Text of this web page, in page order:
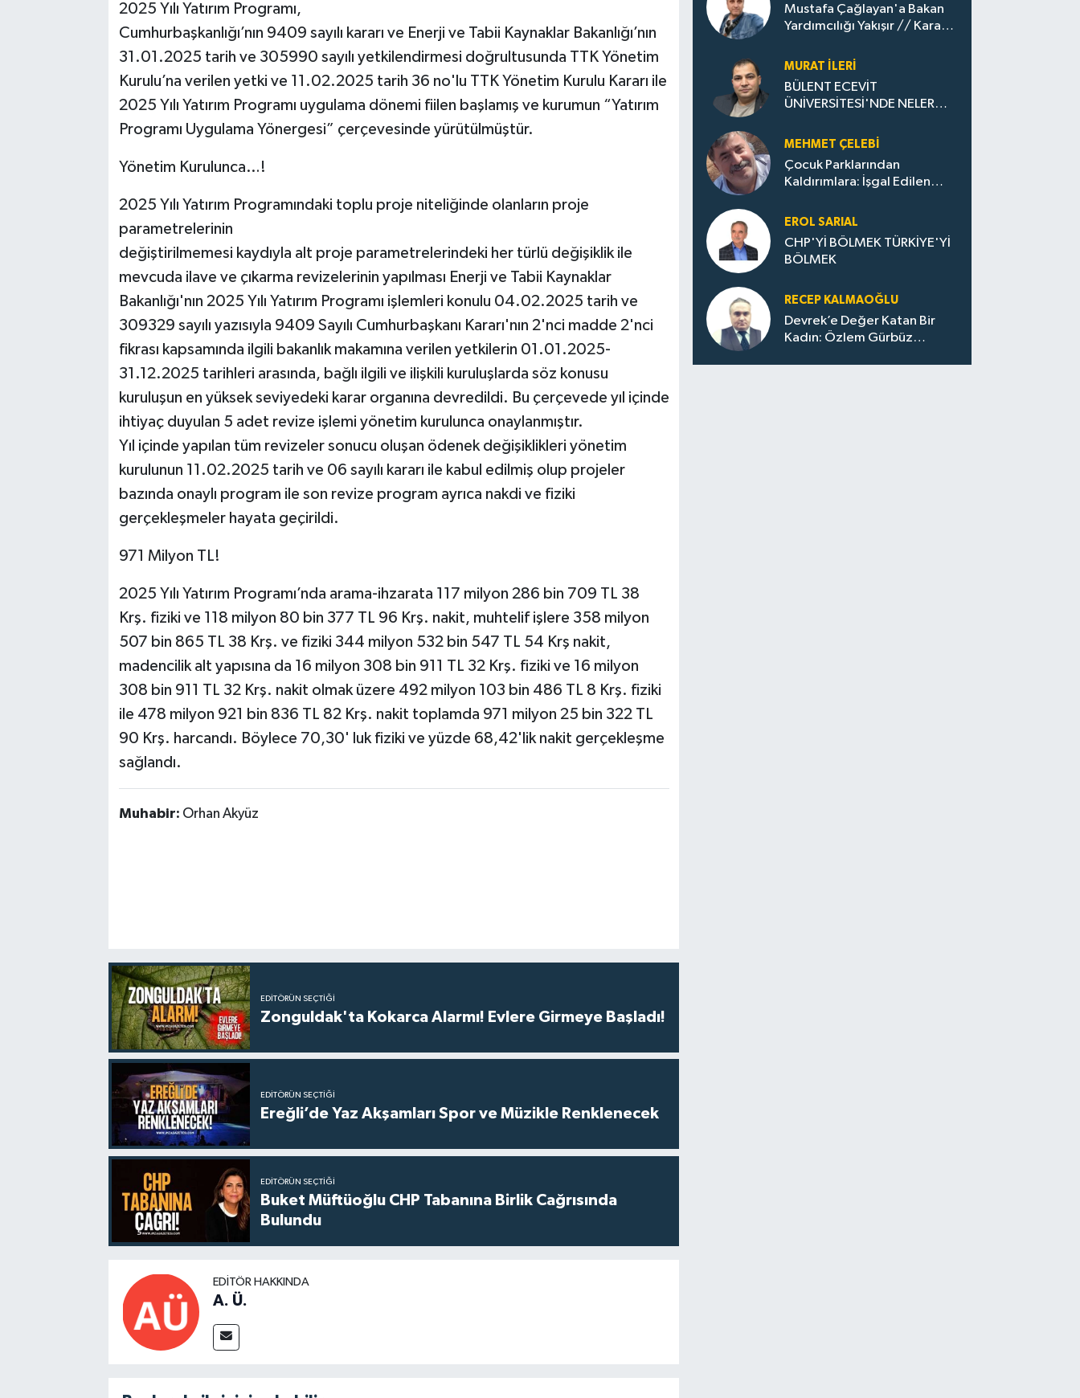
2025 Yılı Yatırım Programı,
Cumhurbaşkanlığı’nın 9409 sayılı kararı ve Enerji ve Tabii Kaynaklar Bakanlığı’nın
31.01.2025 tarih ve 305990 sayılı yetkilendirmesi doğrultusunda TTK Yönetim
Kurulu’na verilen yetki ve 11.02.2025 tarih 36 no'lu TTK Yönetim Kurulu Kararı ile
2025 Yılı Yatırım Programı uygulama dönemi fiilen başlamış ve kurumun “Yatırım
Programı Uygulama Yönergesi” çerçevesinde yürütülmüştür.
Yönetim Kurulunca…!
2025 Yılı Yatırım Programındaki toplu proje niteliğinde olanların proje
parametrelerinin
değiştirilmemesi kaydıyla alt proje parametrelerindeki her türlü değişiklik ile
mevcuda ilave ve çıkarma revizelerinin yapılması Enerji ve Tabii Kaynaklar
Bakanlığı'nın 2025 Yılı Yatırım Programı işlemleri konulu 04.02.2025 tarih ve
309329 sayılı yazısıyla 9409 Sayılı Cumhurbaşkanı Kararı'nın 2'nci madde 2'nci
fikrası kapsamında ilgili bakanlık makamına verilen yetkilerin 01.01.2025-
31.12.2025 tarihleri arasında, bağlı ilgili ve ilişkili kuruluşlarda söz konusu
kuruluşun en yüksek seviyedeki karar organına devredildi. Bu çerçevede yıl içinde
ihtiyaç duyulan 5 adet revize işlemi yönetim kurulunca onaylanmıştır.
Yıl içinde yapılan tüm revizeler sonucu oluşan ödenek değişiklikleri yönetim
kurulunun 11.02.2025 tarih ve 06 sayılı kararı ile kabul edilmiş olup projeler
bazında onaylı program ile son revize program ayrıca nakdi ve fiziki
gerçekleşmeler hayata geçirildi.
971 Milyon TL!
2025 Yılı Yatırım Programı’nda arama-ihzarata 117 milyon 286 bin 709 TL 38
Krş. fiziki ve 118 milyon 80 bin 377 TL 96 Krş. nakit, muhtelif işlere 358 milyon
507 bin 865 TL 38 Krş. ve fiziki 344 milyon 532 bin 547 TL 54 Krş nakit,
madencilik alt yapısına da 16 milyon 308 bin 911 TL 32 Krş. fiziki ve 16 milyon
308 bin 911 TL 32 Krş. nakit olmak üzere 492 milyon 103 bin 486 TL 8 Krş. fiziki
ile 478 milyon 921 bin 836 TL 82 Krş. nakit toplamda 971 milyon 25 bin 322 TL
90 Krş. harcandı. Böylece 70,30' luk fiziki ve yüzde 68,42'lik nakit gerçekleşme
sağlandı.
Muhabir: Orhan Akyüz
EDITÖRÜN SEÇTIĞI
Zonguldak'ta Kokarca Alarmı! Evlere Girmeye Başladı!
EDITÖRÜN SEÇTIĞI
Ereğli’de Yaz Akşamları Spor ve Müzikle Renklenecek
EDITÖRÜN SEÇTIĞI
Buket Müftüoğlu CHP Tabanına Birlik Cağrısında
Bulundu
EDITÖR HAKKINDA
A. Ü.
Mustafa Çağlayan'a Bakan
Yardımcılığı Yakışır // ​Kara
Zonguldak'ın Dönüşümü..
MURAT İLERI
BÜLENT ECEVİT
ÜNİVERSİTESİ'NDE NELER
MEHMET ÇELEBI
Çocuk Parklarından
Kaldırımlara: İşgal Edilen
Evler Çöp Dolu
EROL SARIAL
CHP'Yİ BÖLMEK TÜRKİYE'Yİ
BÖLMEK
RECEP KALMAOĞLU
Devrek’e Değer Katan Bir
Kadın: Özlem Gürbüz